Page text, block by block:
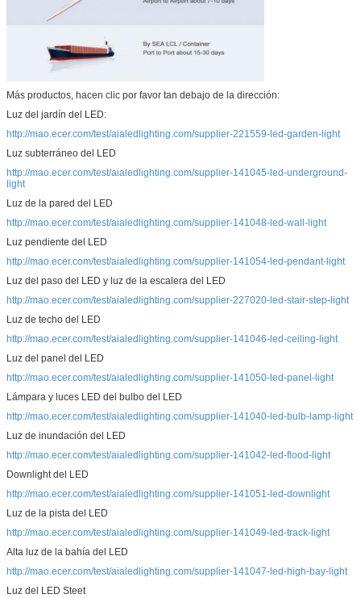
PRESENTACIóN
Más productos, hacen clic por favor tan debajo de la dirección:
Luz del jardín del LED:
http://mao.ecer.com/test/aialedlighting.com/supplier-221559-led-garden-light
Luz subterráneo del LED
http://mao.ecer.com/test/aialedlighting.com/supplier-141045-led-underground-
light
Luz de la pared del LED
http://mao.ecer.com/test/aialedlighting.com/supplier-141048-led-wall-light
Luz pendiente del LED
http://mao.ecer.com/test/aialedlighting.com/supplier-141054-led-pendant-light
Luz del paso del LED y luz de la escalera del LED
http://mao.ecer.com/test/aialedlighting.com/supplier-227020-led-stair-step-light
Luz de techo del LED
http://mao.ecer.com/test/aialedlighting.com/supplier-141046-led-ceiling-light
Luz del panel del LED
http://mao.ecer.com/test/aialedlighting.com/supplier-141050-led-panel-light
Lámpara y luces LED del bulbo del LED
http://mao.ecer.com/test/aialedlighting.com/supplier-141040-led-bulb-lamp-light
Luz de inundación del LED
http://mao.ecer.com/test/aialedlighting.com/supplier-141042-led-flood-light
Downlight del LED
http://mao.ecer.com/test/aialedlighting.com/supplier-141051-led-downlight
Luz de la pista del LED
http://mao.ecer.com/test/aialedlighting.com/supplier-141049-led-track-light
Alta luz de la bahía del LED
http://mao.ecer.com/test/aialedlighting.com/supplier-141047-led-high-bay-light
Luz del LED Steet